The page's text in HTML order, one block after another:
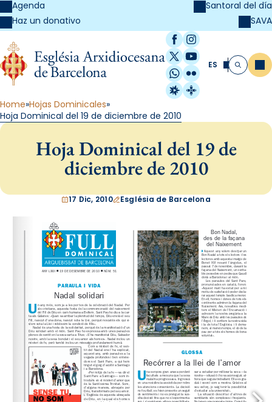
Agenda
Haz un donativo
Santoral del día
SAVA
Facebook
Instagram
X / Twitter
YouTube
WhatsApp
Flickr
Radio Estel
Catalunya
ES Buscar
Home Hojas Dominicales
Hoja Dominical del 19 de diciembre de 2010
Hoja Dominical del 19 de
diciembre de 2010
17 Dic, 2010 Església de Barcelona